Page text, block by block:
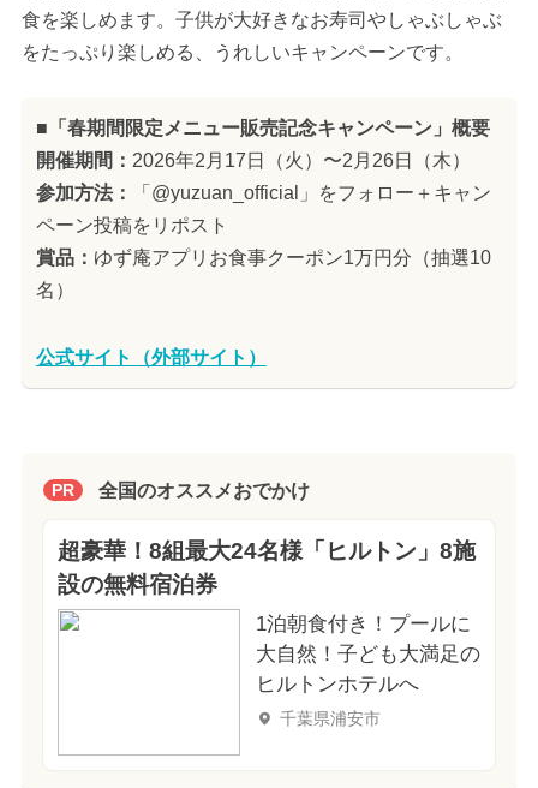
食を楽しめます。子供が大好きなお寿司やしゃぶしゃぶ
をたっぷり楽しめる、うれしいキャンペーンです。
■「春期間限定メニュー販売記念キャンペーン」概要
開催期間： 2026年2月17日（火）〜2月26日（木）
参加方法：
「@yuzuan_official」をフォロー＋キャン
ペーン投稿をリポスト
賞品： ゆず庵アプリお食事クーポン1万円分（抽選10
名）
公式サイト（外部サイト）
PR 全国のオススメおでかけ
超豪華！8組最大24名様「ヒルトン」8施
設の無料宿泊券
1泊朝食付き！プールに
大自然！子ども大満足の
ヒルトンホテルへ
千葉県浦安市